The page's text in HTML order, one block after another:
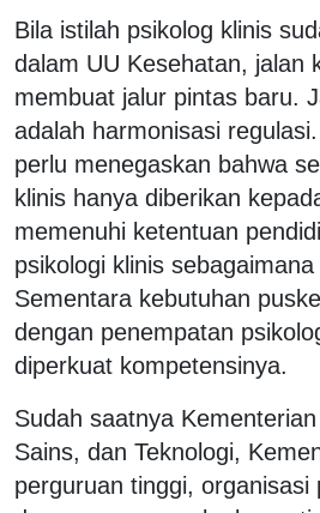
Bila istilah psikolog klinis
dalam UU Kesehatan, jalan
membuat jalur pintas baru.
adalah harmonisasi
perlu menegaskan bahwa
klinis hanya diberikan
memenuhi ketentuan
psikologi klinis
Sementara kebutuhan
dengan penempatan
diperkuat kompetensinya.
Sudah saatnya
Sains, dan Teknologi,
perguruan tinggi, organisasi